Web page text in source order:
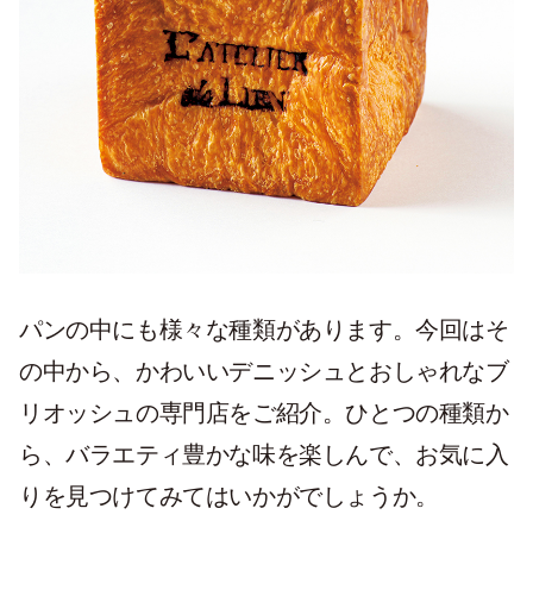
パンの中にも様々な種類があります。今回はそ
の中から、かわいいデニッシュとおしゃれなブ
リオッシュの専門店をご紹介。ひとつの種類か
ら、バラエティ豊かな味を楽しんで、お気に入
りを見つけてみてはいかがでしょうか。